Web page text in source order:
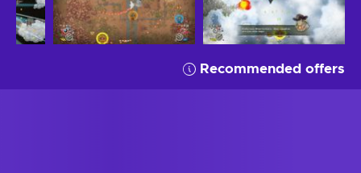
Recommended offers